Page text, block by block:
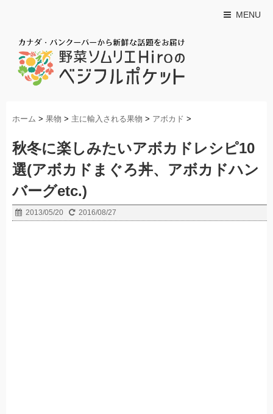
MENU
ホーム > 果物 > 主に輸入される果物 > アボカド >
秋冬に楽しみたいアボカドレシピ10
選(アボカドまぐろ丼、アボカドハン
バーグetc.)
2013/05/20 2016/08/27